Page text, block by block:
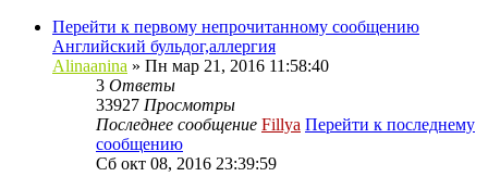
Перейти к первому непрочитанному сообщению
Английский бульдог,аллергия
Alinaanina » Пн мар 21, 2016 11:58:40
3 Ответы
33927 Просмотры
Последнее сообщение Fillya Перейти к последнему
сообщению
Сб окт 08, 2016 23:39:59